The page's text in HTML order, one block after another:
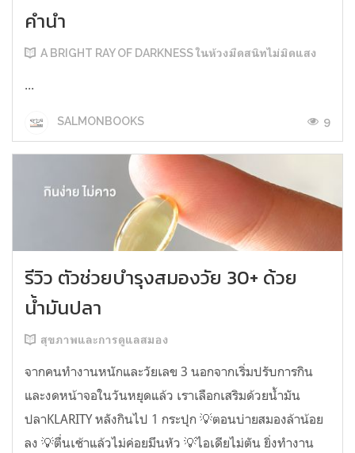
คำนำ
A BRIGHT RAY OF DARKNESS ในห้วงมืดสนิทไม่มิดแสง
...
SALMONBOOKS 9
รีวิว ตัวช่วยบำรุงสมองวัย 30+ ด้วย
น้ำมันปลา
สุขภาพและการดูแลสมอง
จากคนทำงานหนักและวัยเลข 3 นอกจากเริ่มปรับการกิน
และงดหน้าจอในวันหยุดแล้ว เราเลือกเสริมด้วยน้ำมัน
ปลาKLARITY หลังกินไป 1 กระปุก 💡ตอนบ่ายสมองล้าน้อย
ลง 💡ตื่นเช้าแล้วไม่ค่อยมึนหัว 💡ไอเดียไม่ตัน ยิ่งทำงาน